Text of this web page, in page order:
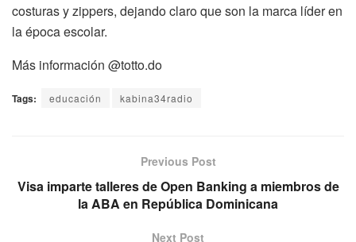
costuras y zippers, dejando claro que son la marca líder en
la época escolar.
Más información @totto.do
Tags: educación kabina34radio
Previous Post
Visa imparte talleres de Open Banking a miembros de
la ABA en República Dominicana
Next Post